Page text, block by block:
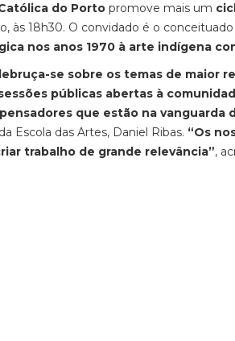
do Porto promove mais um
às 18h30. O convidado é o
nos anos 1970 à arte indígena
se sobre os temas de maior
públicas abertas à
que estão na vanguarda
Escola das Artes, Daniel Ribas. “Os
trabalho de grande relevância”,